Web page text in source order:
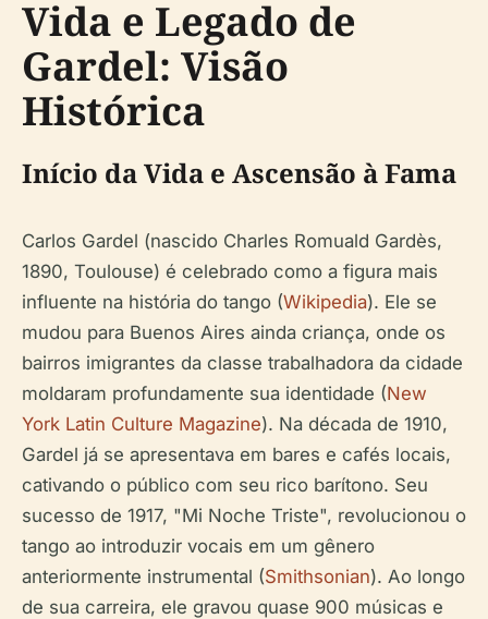
Vida e Legado de
Gardel: Visão
Histórica
Início da Vida e Ascensão à Fama
Carlos Gardel (nascido Charles Romuald Gardès,
1890, Toulouse) é celebrado como a figura mais
influente na história do tango (Wikipedia). Ele se
mudou para Buenos Aires ainda criança, onde os
bairros imigrantes da classe trabalhadora da cidade
moldaram profundamente sua identidade (New
York Latin Culture Magazine). Na década de 1910,
Gardel já se apresentava em bares e cafés locais,
cativando o público com seu rico barítono. Seu
sucesso de 1917, "Mi Noche Triste", revolucionou o
tango ao introduzir vocais em um gênero
anteriormente instrumental (Smithsonian). Ao longo
de sua carreira, ele gravou quase 900 músicas e